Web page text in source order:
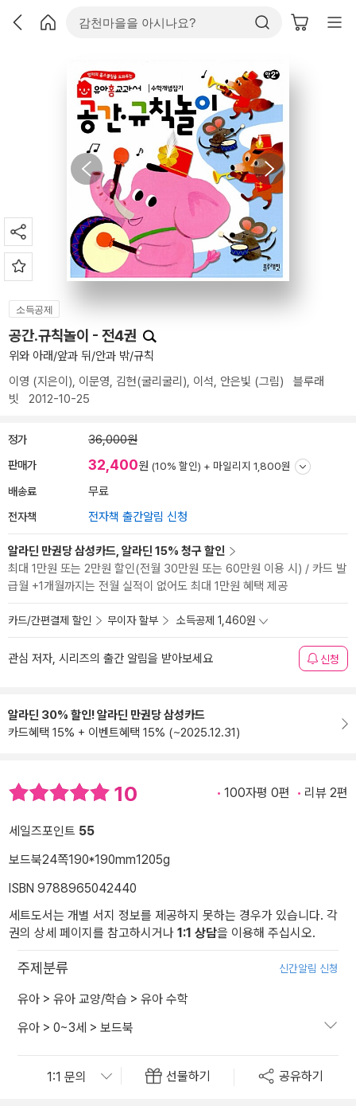
소득공제
공간.규칙놀이 - 전4권
위와 아래/앞과 뒤/안과 밖/규칙
이영 (지은이), 이문영, 김현(굴리굴리), 이석, 안은빛 (그림) 블루래
빗
2012-10-25
정가 36,000원
판매가 32,400원 (10% 할인) + 마일리지 1,800원
배송료 무료
전자책 전자책 출간알림 신청
알라딘 만권당 삼성카드, 알라딘 15% 청구 할인
최대 1만원 또는 2만원 할인(전월 30만원 또는 60만원 이용 시) / 카드 발
급월 +1개월까지는 전월 실적이 없어도 최대 1만원 혜택 제공
카드/간편결제 할인 무이자 할부 소득공제 1,460원
관심 저자, 시리즈의 출간 알림을 받아보세요 신청
알라딘 30% 할인! 알라딘 만권당 삼성카드
카드혜택 15% + 이벤트혜택 15% (~2025.12.31)
10 100자평 0편 리뷰 2편
세일즈포인트 55
보드북24쪽190*190mm1205g
ISBN 9788965042440
세트도서는 개별 서지 정보를 제공하지 못하는 경우가 있습니다. 각
권의 상세 페이지를 참고하시거나 1:1 상담을 이용해 주십시오.
주제분류 신간알림 신청
유아 > 유아 교양/학습 > 유아 수학
유아 > 0~3세 > 보드북
선물하기 공유하기